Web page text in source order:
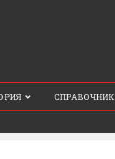
СПРАВОЧНИК